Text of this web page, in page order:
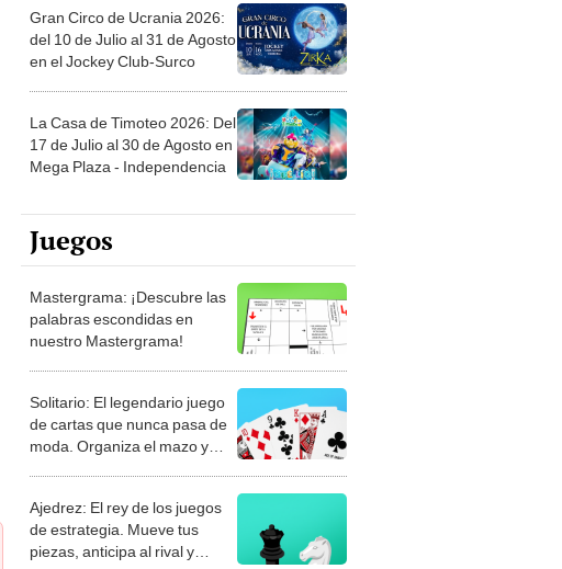
Gran Circo de Ucrania 2026:
del 10 de Julio al 31 de Agosto
en el Jockey Club-Surco
La Casa de Timoteo 2026: Del
17 de Julio al 30 de Agosto en
Mega Plaza - Independencia
Juegos
Mastergrama: ¡Descubre las
palabras escondidas en
nuestro Mastergrama!
Solitario: El legendario juego
de cartas que nunca pasa de
moda. Organiza el mazo y
Ajedrez: El rey de los juegos
de estrategia. Mueve tus
piezas, anticipa al rival y